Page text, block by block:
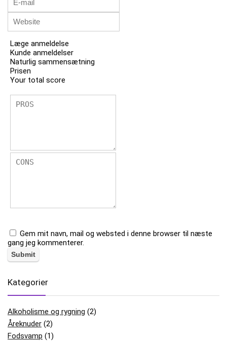
Læge anmeldelse
Kunde anmeldelser
Naturlig sammensætning
Prisen
Your total score
Gem mit navn, mail og websted i denne browser til næste
gang jeg kommenterer.
Kategorier
Alkoholisme og rygning (2)
Åreknuder (2)
Fodsvamp (1)